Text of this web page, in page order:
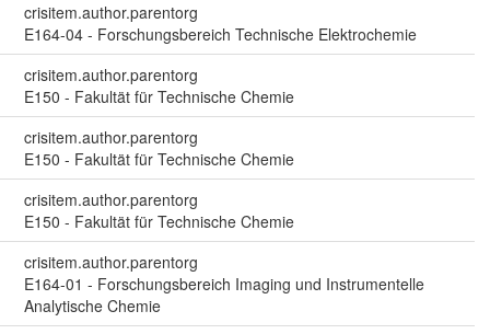
crisitem.author.parentorg
E164-04 - Forschungsbereich Technische Elektrochemie
crisitem.author.parentorg
E150 - Fakultät für Technische Chemie
crisitem.author.parentorg
E150 - Fakultät für Technische Chemie
crisitem.author.parentorg
E150 - Fakultät für Technische Chemie
crisitem.author.parentorg
E164-01 - Forschungsbereich Imaging und Instrumentelle
Analytische Chemie